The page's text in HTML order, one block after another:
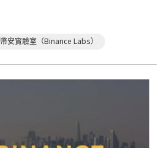
幣安實驗室（Binance Labs）